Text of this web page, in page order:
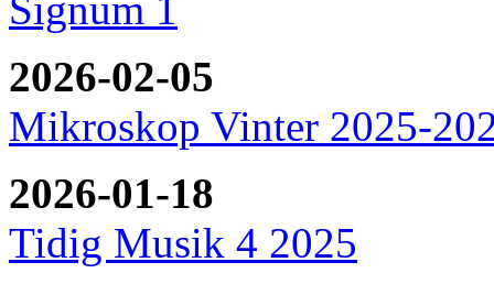
2026-02-05
Mikroskop Vinter 2025-
2026-01-18
Tidig Musik 4 2025